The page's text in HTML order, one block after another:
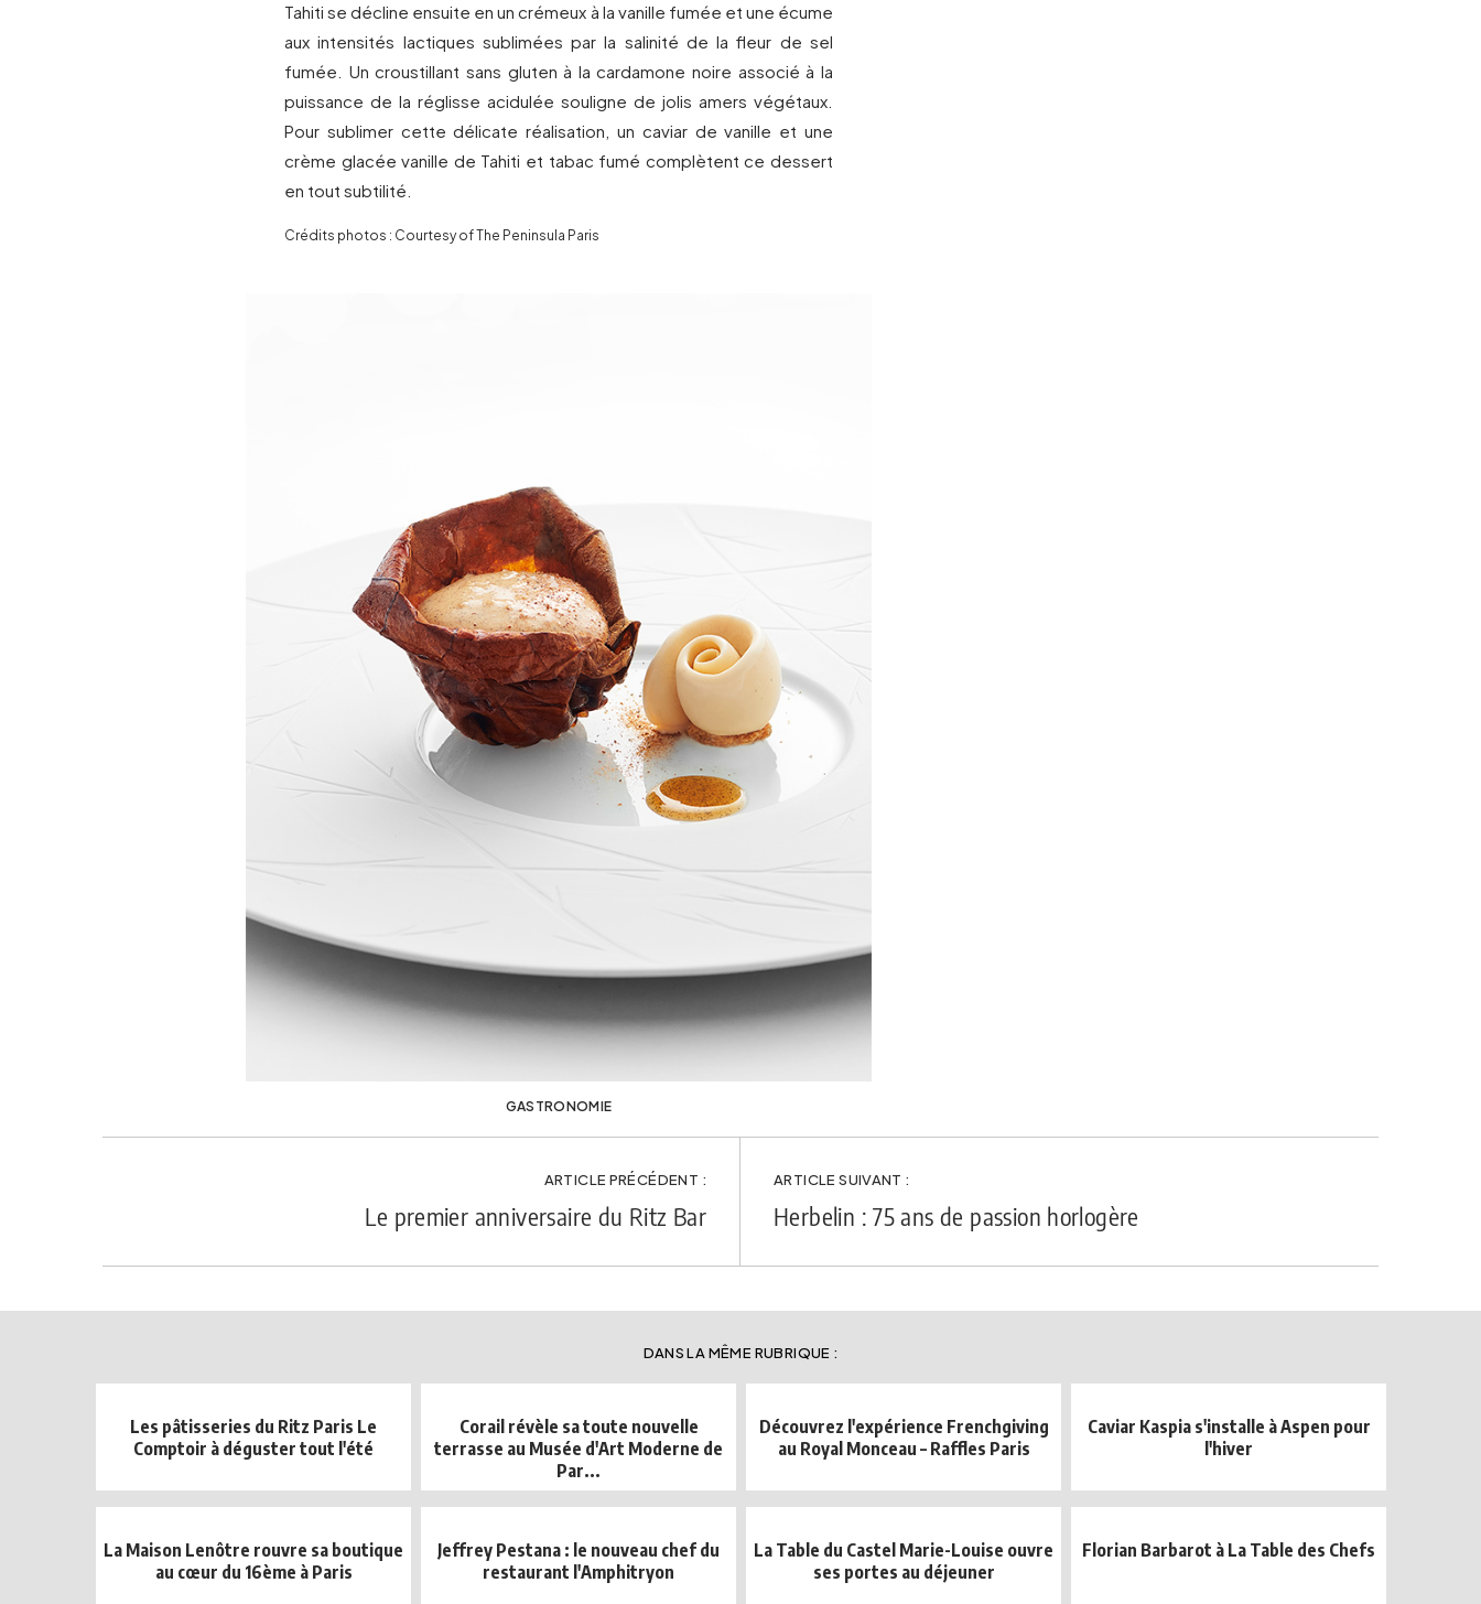
Tahiti se décline ensuite en un crémeux à la vanille fumée et une écume
aux intensités lactiques sublimées par la salinité de la fleur de sel
fumée. Un croustillant sans gluten à la cardamone noire associé à la
puissance de la réglisse acidulée souligne de jolis amers végétaux.
Pour sublimer cette délicate réalisation, un caviar de vanille et une
crème glacée vanille de Tahiti et tabac fumé complètent ce dessert
en tout subtilité.
Crédits photos : Courtesy of The Peninsula Paris
GASTRONOMIE
ARTICLE PRÉCÉDENT :
Le premier anniversaire du Ritz Bar
ARTICLE SUIVANT :
Herbelin : 75 ans de passion horlogère
DANS LA MÊME RUBRIQUE :
Les pâtisseries du Ritz Paris Le
Comptoir à déguster tout l'été
Corail révèle sa toute nouvelle
terrasse au Musée d'Art Moderne de
Par...
Découvrez l'expérience Frenchgiving
au Royal Monceau – Raffles Paris
Caviar Kaspia s'installe à Aspen pour
l'hiver
La Maison Lenôtre rouvre sa boutique
au cœur du 16ème à Paris
Jeffrey Pestana : le nouveau chef du
restaurant l'Amphitryon
La Table du Castel Marie-Louise ouvre
ses portes au déjeuner
Florian Barbarot à La Table des Chefs